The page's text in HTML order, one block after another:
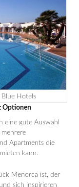
Blue Hotels
Optionen
eine gute Auswahl
Apartments die
kann.
Menorca ist, der
sich inspirieren